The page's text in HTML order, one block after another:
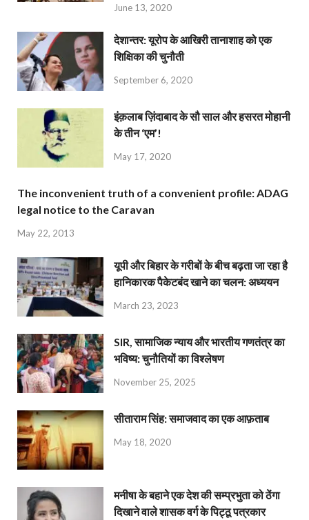
June 13, 2020
देशान्‍तर: यूरोप के आखिरी तानाशाह को एक
शिक्षिका की चुनौती
September 6, 2020
इंक़लाब ज़िंदाबाद के सौ साल और हसरत मोहानी
के तीन ‘एम’!
May 17, 2020
The inconvenient truth of a convenient profile: ADAG
legal notice to the Caravan
May 22, 2013
यूपी और बिहार के गरीबों के बीच बढ़ता जा रहा है
हानिकारक पैकेटबंद खाने का चलन: अध्ययन
March 23, 2023
SIR, सामाजिक न्याय और भारतीय गणतंत्र का
भविष्य: चुनौतियों का विश्लेषण
November 25, 2025
सीताराम सिंह: समाजवाद का एक आफ़ताब
May 18, 2020
मनीषा के बहाने एक देश की सम्प्रभुता को ठेंगा
दिखाने वाले शासक वर्ग के पिट्ठू पत्रकार